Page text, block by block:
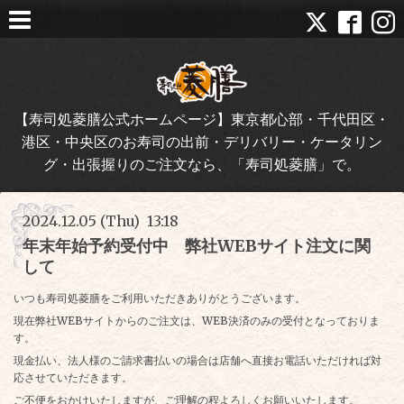
【寿司処菱膳公式ホームページ】東京都心部・千代田区・
港区・中央区のお寿司の出前・デリバリー・ケータリン
グ・出張握りのご注文なら、「寿司処菱膳」で。
2024.12.05 (Thu) 13:18
年末年始予約受付中 弊社WEBサイト注文に関
して
いつも寿司処菱膳をご利用いただきありがとうございます。
現在弊社WEBサイトからのご注文は、WEB決済のみの受付となっておりま
す。
現金払い、法人様のご請求書払いの場合は店舗へ直接お電話いただければ対
応させていただきます。
ご不便をおかけいたしますが、ご理解の程よろしくお願いいたします。